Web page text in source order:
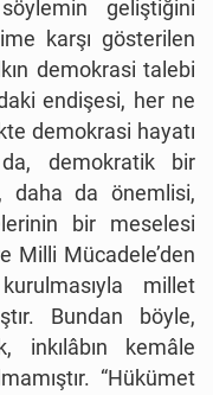
geliştiğini
karşı gösterilen
demokrasi talebi
endişesi, her ne
demokrasi hayatı
demokratik bir
daha da önemlisi,
bir meselesi
Milli Mücadele’den
millet
Bundan böyle,
inkılâbın kemâle
“Hükümet